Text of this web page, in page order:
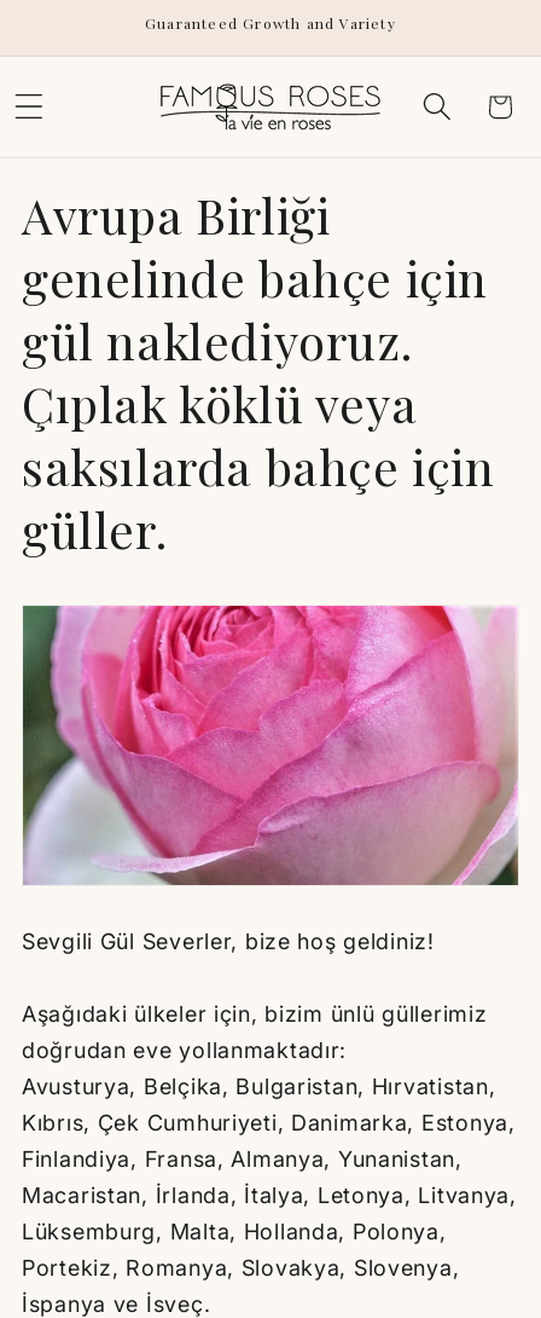
Guaranteed Growth and Variety
Cart
Avrupa Birliği
genelinde bahçe için
gül naklediyoruz.
Çıplak köklü veya
saksılarda bahçe için
güller.
Sevgili Gül Severler, bize hoş geldiniz!
Aşağıdaki ülkeler için, bizim ünlü güllerimiz
doğrudan eve yollanmaktadır:
Avusturya, Belçika, Bulgaristan, Hırvatistan,
Kıbrıs, Çek Cumhuriyeti, Danimarka, Estonya,
Finlandiya, Fransa, Almanya, Yunanistan,
Macaristan, İrlanda, İtalya, Letonya, Litvanya,
Lüksemburg, Malta, Hollanda, Polonya,
Portekiz, Romanya, Slovakya, Slovenya,
İspanya ve İsveç.